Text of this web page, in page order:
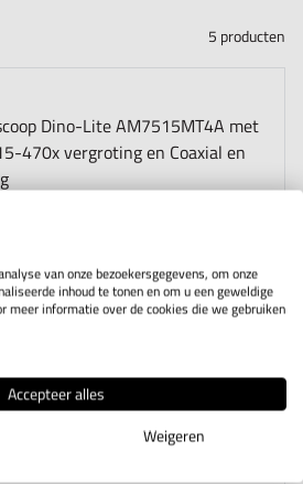
5 producten
van onze bezoekersgegevens, om onze
inhoud te tonen en om u een geweldige
meer informatie over de cookies die we gebruiken
Accepteer alles
Weigeren